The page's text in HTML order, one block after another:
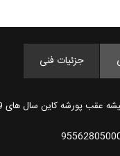
جزئیات فنی
پورشه کاین سال های 2009 تا 2012